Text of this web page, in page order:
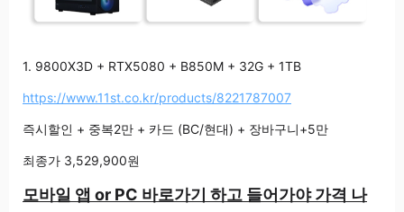
1. 9800X3D + RTX5080 + B850M + 32G + 1TB
https://www.11st.co.kr/products/8221787007
즉시할인 + 중복2만 + 카드 (BC/현대) + 장바구니+5만
최종가 3,529,900원
모바일 앱 or PC 바로가기 하고 들어가야 가격 나